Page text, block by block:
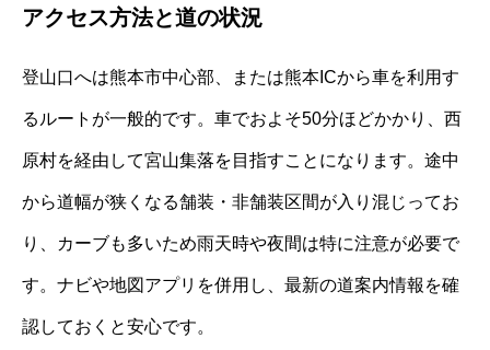
アクセス方法と道の状況
登山口へは熊本市中心部、または熊本ICから車を利用す
るルートが一般的です。車でおよそ50分ほどかかり、西
原村を経由して宮山集落を目指すことになります。途中
から道幅が狭くなる舗装・非舗装区間が入り混じってお
り、カーブも多いため雨天時や夜間は特に注意が必要で
す。ナビや地図アプリを併用し、最新の道案内情報を確
認しておくと安心です。